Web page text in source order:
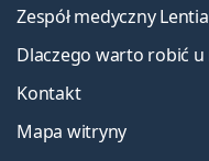
Zespół medyczny
Dlaczego warto robić u
Kontakt
Mapa witryny